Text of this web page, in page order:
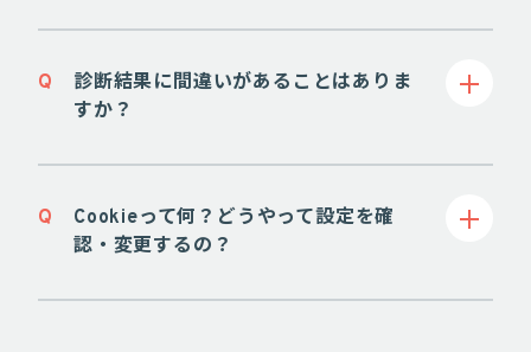
Q
診断結果に間違いがあることはありま
すか？
Q
Cookieって何？どうやって設定を確
認・変更するの？